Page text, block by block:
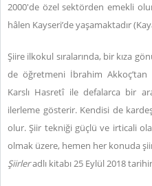
2000'de özel sektörden emekli
hâlen Kayseri’de yaşamaktadır
Şiire ilkokul sıralarında, bir kıza
de öğretmeni İbrahim Akkoç’tan
Karslı Hasretî ile defalarca bir
ilerleme gösterir. Kendisi de
olur. Şiir tekniği güçlü ve irticali
olmak üzere, hemen her konuda
Şiirleradlı kitabı 25 Eylül 2018